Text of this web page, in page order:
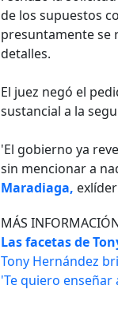
de los supuestos
presuntamente se
detalles.
El juez negó el
sustancial a la
'El gobierno ya
sin mencionar a
Maradiaga,
MÁS
Las facetas de
Tony Hernández
'Te quiero enseñar